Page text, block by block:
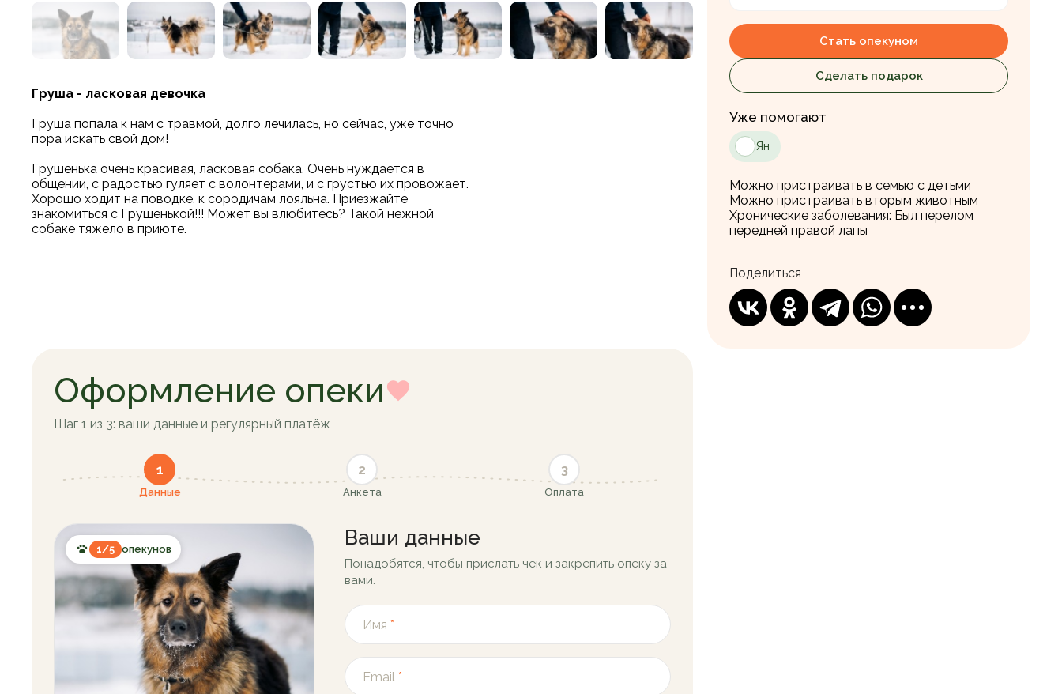
Груша - ласковая девочка
Груша попала к нам с травмой, долго лечилась, но сейчас, уже точно
пора искать свой дом!
Грушенька очень красивая, ласковая собака. Очень нуждается в
общении, с радостью гуляет с волонтерами, и с грустью их провожает.
Хорошо ходит на поводке, к сородичам лояльна. Приезжайте
знакомиться с Грушенькой!!! Может вы влюбитесь? Такой нежной
собаке тяжело в приюте.
Стать опекуном
Сделать подарок
Уже помогают
Ян
Можно пристраивать в семью с детьми
Можно пристраивать вторым животным
Хронические заболевания: Был перелом
передней правой лапы
Поделиться
Оформление опеки
Шаг 1 из 3: ваши данные и регулярный платёж
1
Данные
2
Анкета
3
Оплата
1/5 опекунов Ваши данные
Понадобятся, чтобы прислать чек и закрепить опеку за
вами.
Имя *
Email *